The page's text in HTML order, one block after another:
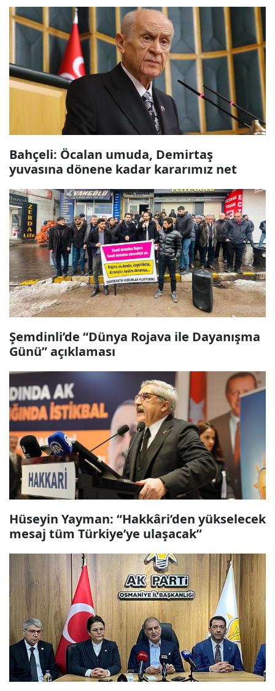
Bahçeli: Öcalan umuda, Demirtaş
yuvasına dönene kadar kararımız net
Şemdinli’de “Dünya Rojava ile Dayanışma
Günü” açıklaması
Hüseyin Yayman: “Hakkâri’den yükselecek
mesaj tüm Türkiye’ye ulaşacak”